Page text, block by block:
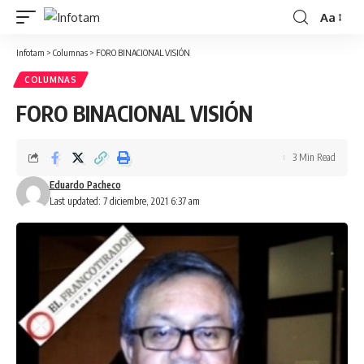
Aa
Infotam > Columnas > FORO BINACIONAL VISIÓN
COLUMNAS
FORO BINACIONAL VISIÓN
Last updated: 7 diciembre, 2021 6:37 am
Eduardo Pacheco
3 Min Read